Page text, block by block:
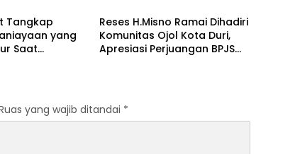
Tangkap
yang
Saat
Reses H.Misno Ramai Dihadiri
Komunitas Ojol Kota Duri,
Apresiasi Perjuangan BPJS
yang wajib ditandai *